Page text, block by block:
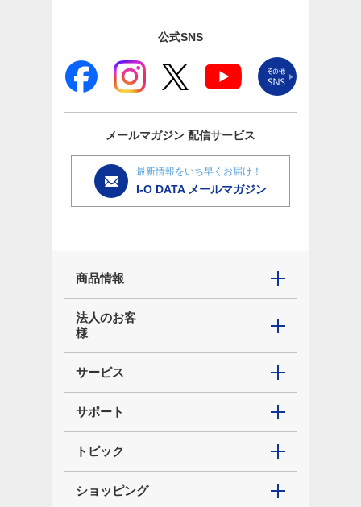
公式SNS
メールマガジン 配信サービス
最新情報をいち早くお届け！
I-O DATA メールマガジン
商品情報
法人のお客
様
サービス
サポート
トピック
ショッピング